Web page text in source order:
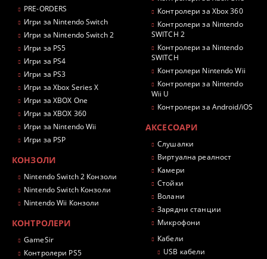
PRE-ORDERS
Игри за Nintendo Switch
Игри за Nintendo Switch 2
Игри за PS5
Игри за PS4
Игри за PS3
Игри за Xbox Series X
Игри за XBOX One
Игри за XBOX 360
Игри за Nintendo Wii
Игри за PSP
КОНЗОЛИ
Nintendo Switch 2 Конзоли
Nintendo Switch Конзоли
Nintendo Wii Конзоли
КОНТРОЛЕРИ
GameSir
Контролери PS5
Контролери за Xbox 360
Контролери за Nintendo
SWITCH 2
Контролери за Nintendo
SWITCH
Контролери Nintendo Wii
Контролери за Nintendo
Wii U
Контролери за Android/iOS
АКСЕСОАРИ
Слушалки
Виртуална реалност
Камери
Стойки
Волани
Зарядни станции
Микрофони
Кабели
USB кабели